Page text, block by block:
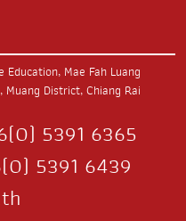
Mae Fah Luang
Muang District, Chiang Rai
5391 6365
5391 6439